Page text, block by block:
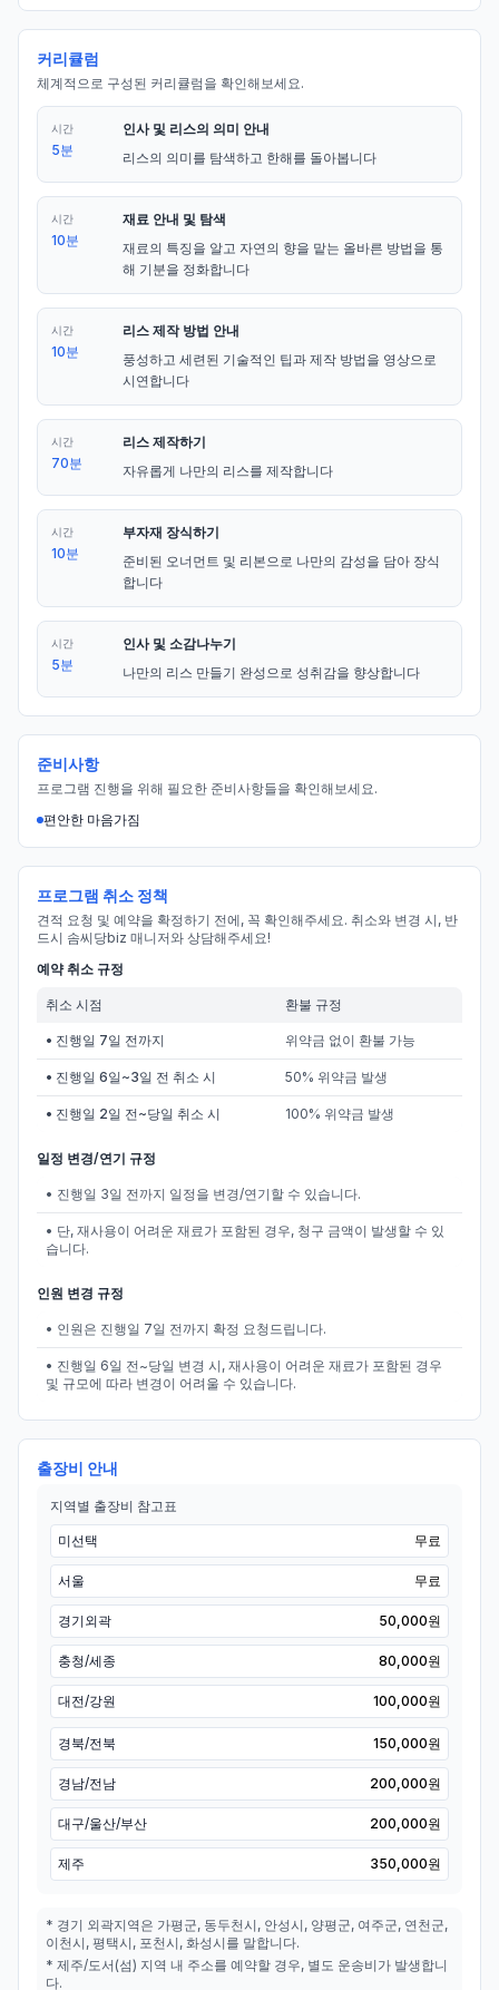
커리큘럼
체계적으로 구성된 커리큘럼을 확인해보세요.
시간
5분
인사 및 리스의 의미 안내
리스의 의미를 탐색하고 한해를 돌아봅니다
시간
10분
재료 안내 및 탐색
재료의 특징을 알고 자연의 향을 맡는 올바른 방법을 통
해 기분을 정화합니다
시간
10분
리스 제작 방법 안내
풍성하고 세련된 기술적인 팁과 제작 방법을 영상으로
시연합니다
시간
70분
리스 제작하기
자유롭게 나만의 리스를 제작합니다
시간
10분
부자재 장식하기
준비된 오너먼트 및 리본으로 나만의 감성을 담아 장식
합니다
시간
5분
인사 및 소감나누기
나만의 리스 만들기 완성으로 성취감을 향상합니다
준비사항
프로그램 진행을 위해 필요한 준비사항들을 확인해보세요.
편안한 마음가짐
프로그램 취소 정책
견적 요청 및 예약을 확정하기 전에, 꼭 확인해주세요. 취소와 변경 시, 반
드시 솜씨당biz 매니저와 상담해주세요!
예약 취소 규정
취소 시점 환불 규정
• 진행일 7일 전까지 위약금 없이 환불 가능
• 진행일 6일~3일 전 취소 시 50% 위약금 발생
• 진행일 2일 전~당일 취소 시 100% 위약금 발생
일정 변경/연기 규정
• 진행일 3일 전까지 일정을 변경/연기할 수 있습니다.
• 단, 재사용이 어려운 재료가 포함된 경우, 청구 금액이 발생할 수 있
습니다.
인원 변경 규정
• 인원은 진행일 7일 전까지 확정 요청드립니다.
• 진행일 6일 전~당일 변경 시, 재사용이 어려운 재료가 포함된 경우
및 규모에 따라 변경이 어려울 수 있습니다.
출장비 안내
지역별 출장비 참고표
미선택 무료
서울 무료
경기외곽 50,000원
충청/세종 80,000원
대전/강원 100,000원
경북/전북 150,000원
경남/전남 200,000원
대구/울산/부산 200,000원
제주 350,000원
* 경기 외곽지역은 가평군, 동두천시, 안성시, 양평군, 여주군, 연천군,
이천시, 평택시, 포천시, 화성시를 말합니다.
* 제주/도서(섬) 지역 내 주소를 예약할 경우, 별도 운송비가 발생합니
다.